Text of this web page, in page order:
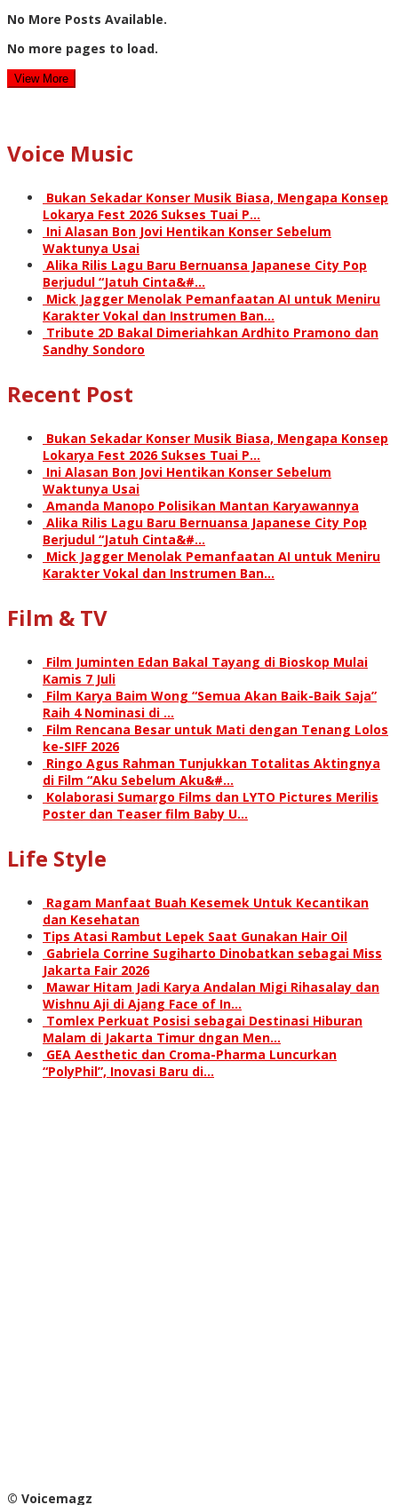
No More Posts Available.
No more pages to load.
View More
Voice Music
Bukan Sekadar Konser Musik Biasa, Mengapa Konsep
Lokarya Fest 2026 Sukses Tuai P…
Ini Alasan Bon Jovi Hentikan Konser Sebelum
Waktunya Usai
Alika Rilis Lagu Baru Bernuansa Japanese City Pop
Berjudul “Jatuh Cinta&#…
Mick Jagger Menolak Pemanfaatan AI untuk Meniru
Karakter Vokal dan Instrumen Ban…
Tribute 2D Bakal Dimeriahkan Ardhito Pramono dan
Sandhy Sondoro
Recent Post
Bukan Sekadar Konser Musik Biasa, Mengapa Konsep
Lokarya Fest 2026 Sukses Tuai P…
Ini Alasan Bon Jovi Hentikan Konser Sebelum
Waktunya Usai
Amanda Manopo Polisikan Mantan Karyawannya
Alika Rilis Lagu Baru Bernuansa Japanese City Pop
Berjudul “Jatuh Cinta&#…
Mick Jagger Menolak Pemanfaatan AI untuk Meniru
Karakter Vokal dan Instrumen Ban…
Film & TV
Film Juminten Edan Bakal Tayang di Bioskop Mulai
Kamis 7 Juli
Film Karya Baim Wong “Semua Akan Baik-Baik Saja”
Raih 4 Nominasi di …
Film Rencana Besar untuk Mati dengan Tenang Lolos
ke-SIFF 2026
Ringo Agus Rahman Tunjukkan Totalitas Aktingnya
di Film “Aku Sebelum Aku&#…
Kolaborasi Sumargo Films dan LYTO Pictures Merilis
Poster dan Teaser film Baby U…
Life Style
Ragam Manfaat Buah Kesemek Untuk Kecantikan
dan Kesehatan
Tips Atasi Rambut Lepek Saat Gunakan Hair Oil
Gabriela Corrine Sugiharto Dinobatkan sebagai Miss
Jakarta Fair 2026
Mawar Hitam Jadi Karya Andalan Migi Rihasalay dan
Wishnu Aji di Ajang Face of In…
Tomlex Perkuat Posisi sebagai Destinasi Hiburan
Malam di Jakarta Timur dngan Men…
GEA Aesthetic dan Croma-Pharma Luncurkan
“PolyPhil”, Inovasi Baru di…
© Voicemagz